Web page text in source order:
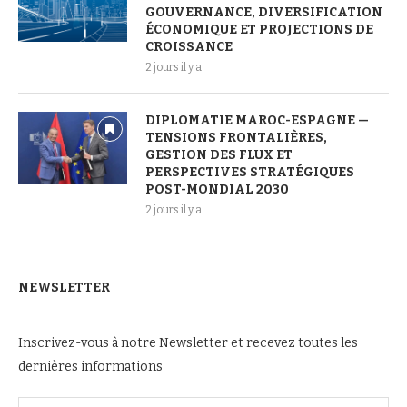
GOUVERNANCE, DIVERSIFICATION
ÉCONOMIQUE ET PROJECTIONS DE
CROISSANCE
2 jours il y a
DIPLOMATIE MAROC-ESPAGNE —
TENSIONS FRONTALIÈRES,
GESTION DES FLUX ET
PERSPECTIVES STRATÉGIQUES
POST-MONDIAL 2030
2 jours il y a
NEWSLETTER
Inscrivez-vous à notre Newsletter et recevez toutes les
dernières informations